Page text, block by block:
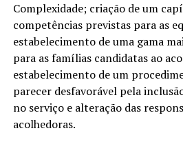
Complexidade; criação de um
competências previstas para as
estabelecimento de uma gama
para as famílias candidatas ao
estabelecimento de um
parecer desfavorável pela
no serviço e alteração das
acolhedoras.